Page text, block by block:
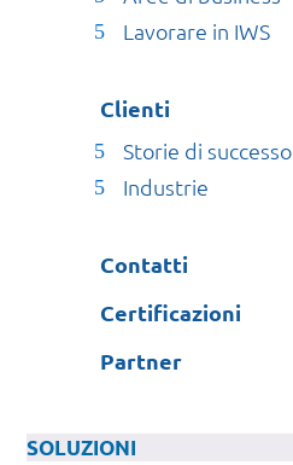
Lavorare in IWS
Clienti
Storie di successo
Industrie
Contatti
Certificazioni
Partner
SOLUZIONI